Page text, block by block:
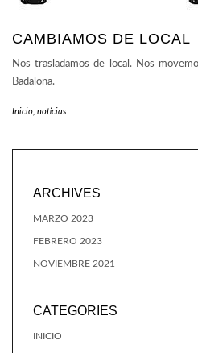
CAMBIAMOS DE LOCAL
Nos trasladamos de local. Nos
Badalona.
Inicio noticias
ARCHIVES
MARZO 2023
FEBRERO 2023
NOVIEMBRE 2021
CATEGORIES
INICIO